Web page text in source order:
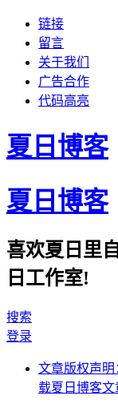
链接
留言
关于我们
广告合作
代码高亮
夏日博客
夏日博客
喜欢夏日里
日工作室!
搜索
登录
文章版权声
载夏日博客文